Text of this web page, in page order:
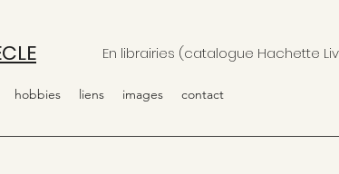
En librairies (catalogue Hachette
hobbies liens images contact